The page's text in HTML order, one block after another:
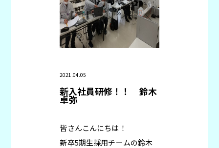
2021.04.05
新入社員研修！！ 鈴木
卓弥
皆さんこんにちは！
新卒5期生採用チームの鈴木